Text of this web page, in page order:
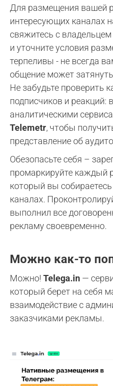
Для размещения вашей
интересующих каналах
свяжитесь с
и уточните условия
терпеливы - не всегда
общение может
Не забудьте проверить
подписчиков и реакций:
аналитическими
Telemetr, чтобы
представление об
Обезопасьте себя –
промаркируйте каждый
который вы
каналах.
выполнил все
рекламу своевременно.
Можно как-то
Можно! Telega.in —
который берет на себя
взаимодействие с
заказчиками рекламы.